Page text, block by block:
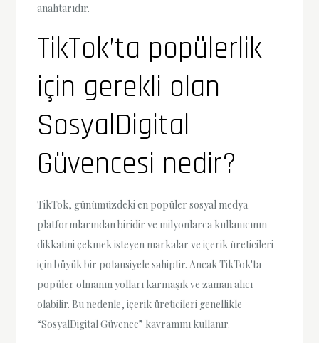
anahtarıdır.
TikTok’ta popülerlik
için gerekli olan
SosyalDigital
Güvencesi nedir?
TikTok, günümüzdeki en popüler sosyal medya
platformlarından biridir ve milyonlarca kullanıcının
dikkatini çekmek isteyen markalar ve içerik üreticileri
için büyük bir potansiyele sahiptir. Ancak TikTok'ta
popüler olmanın yolları karmaşık ve zaman alıcı
olabilir. Bu nedenle, içerik üreticileri genellikle
“SosyalDigital Güvence” kavramını kullanır.